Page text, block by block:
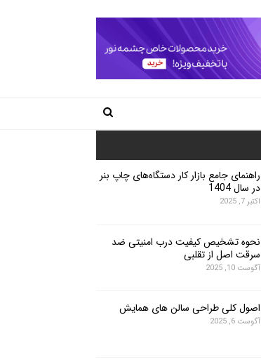
راهنمای جامع بازار کار دستگاه‌های چاپ بنر
در سال 1404
اکتبر 7, 2025
نحوه تشخیص کیفیت درب امنیتی ضد
سرقت اصل از تقلبی
آگوست 10, 2025
اصول کلی طراحی سالن های همایش
آگوست 6, 2025